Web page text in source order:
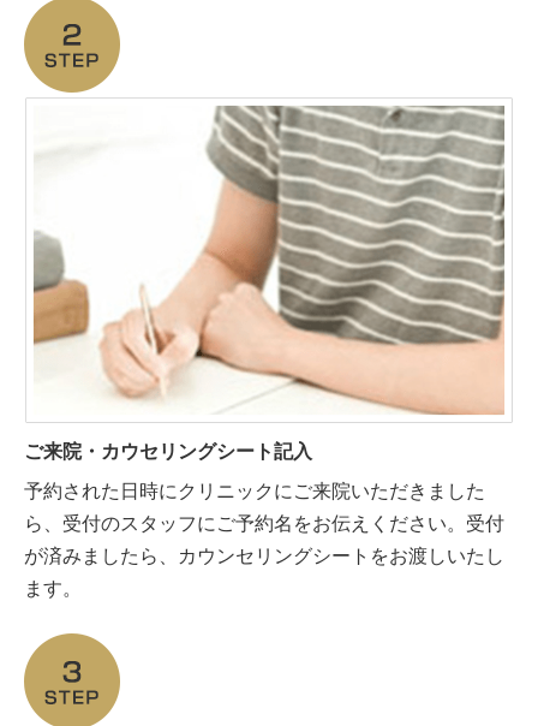
ご来院・カウセリングシート記入
予約された日時にクリニックにご来院いただきました
ら、受付のスタッフにご予約名をお伝えください。受付
が済みましたら、カウンセリングシートをお渡しいたし
ます。